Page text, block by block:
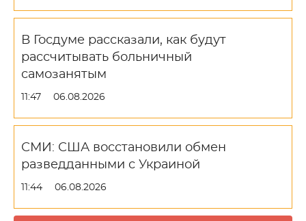
В Госдуме рассказали, как будут
рассчитывать больничный
самозанятым
11:47 06.08.2026
СМИ: США восстановили обмен
разведданными с Украиной
11:44 06.08.2026